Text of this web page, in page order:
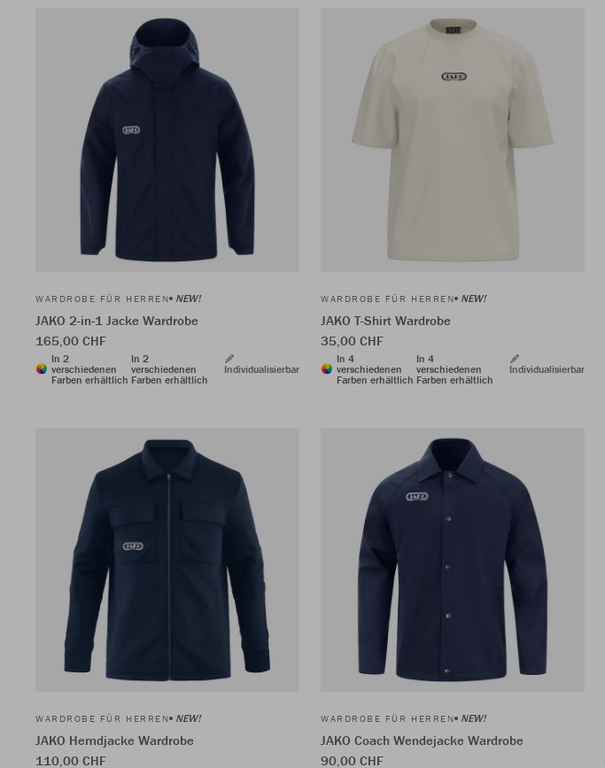
WARDROBE FÜR HERREN NEW!
JAKO 2-in-1 Jacke Wardrobe
165,00 CHF
In 2
verschiedenen
Farben erhältlich
In 2
verschiedenen
Farben erhältlich
Individualisierbar
WARDROBE FÜR HERREN NEW!
JAKO T-Shirt Wardrobe
35,00 CHF
In 4
verschiedenen
Farben erhältlich
In 4
verschiedenen
Farben erhältlich
Individualisierbar
WARDROBE FÜR HERREN NEW!
JAKO Hemdjacke Wardrobe
110,00 CHF
WARDROBE FÜR HERREN NEW!
JAKO Coach Wendejacke Wardrobe
90,00 CHF